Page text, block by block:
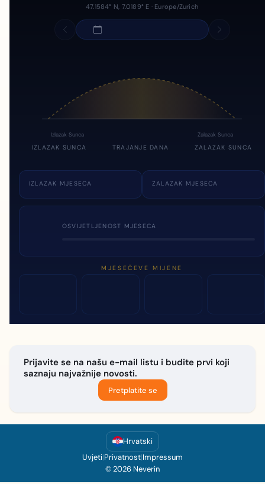
47.1584° N, 7.0189° E · Europe/Zurich
Izlazak Sunca Zalazak Sunca
IZLAZAK SUNCA TRAJANJE DANA ZALAZAK SUNCA
IZLAZAK MJESECA ZALAZAK MJESECA
OSVIJETLJENOST MJESECA
MJESEČEVE MIJENE
Prijavite se na našu e-mail listu i budite prvi koji
saznaju najvažnije novosti.
Pretplatite se
Hrvatski
Uvjeti|Privatnost|Impressum
© 2026 Neverin